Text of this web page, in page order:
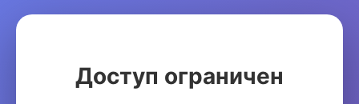
Доступ ограничен